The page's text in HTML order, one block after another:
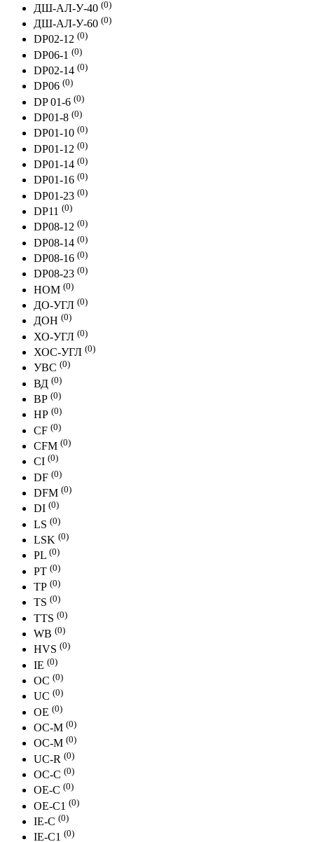
ДШ-АЛ-У-40 (0)
ДШ-АЛ-У-60 (0)
DP02-12 (0)
DP06-1 (0)
DP02-14 (0)
DP06 (0)
DP 01-6 (0)
DP01-8 (0)
DP01-10 (0)
DP01-12 (0)
DP01-14 (0)
DP01-16 (0)
DP01-23 (0)
DP11 (0)
DP08-12 (0)
DP08-14 (0)
DP08-16 (0)
DP08-23 (0)
НОМ (0)
ДО-УГЛ (0)
ДОН (0)
ХО-УГЛ (0)
ХОС-УГЛ (0)
УВС (0)
ВД (0)
ВР (0)
НР (0)
CF (0)
CFМ (0)
CI (0)
DF (0)
DFМ (0)
DI (0)
LS (0)
LSK (0)
PL (0)
PT (0)
ТР (0)
TS (0)
TTS (0)
WB (0)
HVS (0)
IE (0)
OC (0)
UC (0)
ОE (0)
ОС-M (0)
OC-М (0)
UC-R (0)
OC-С (0)
OE-С (0)
OE-С1 (0)
IE-С (0)
IE-С1 (0)